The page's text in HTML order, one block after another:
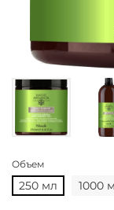
Объем
250 мл 1000